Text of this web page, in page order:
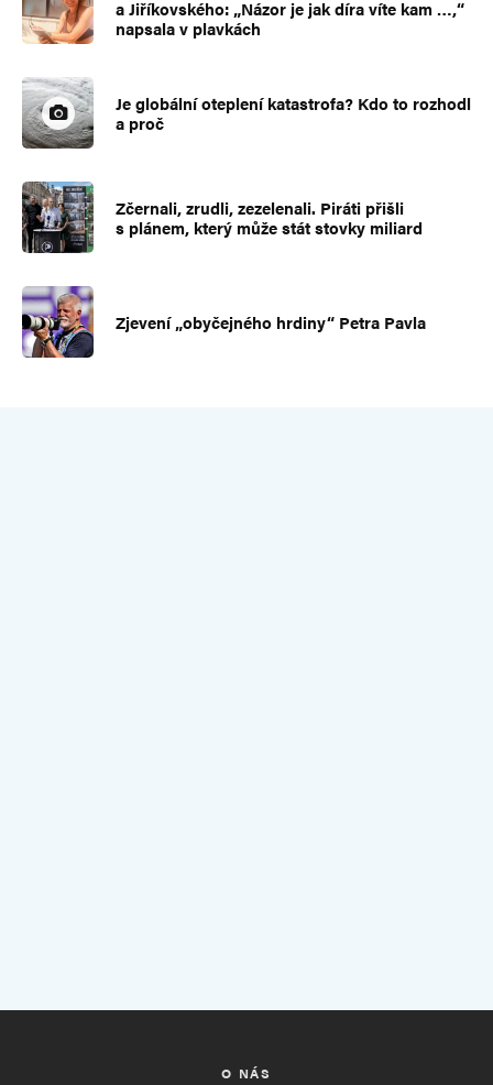
a Jiříkovského: „Názor je jak díra víte kam …,“
napsala v plavkách
Je globální oteplení katastrofa? Kdo to rozhodl
a proč
Zčernali, zrudli, zezelenali. Piráti přišli
s plánem, který může stát stovky miliard
Zjevení „obyčejného hrdiny“ Petra Pavla
O NÁS